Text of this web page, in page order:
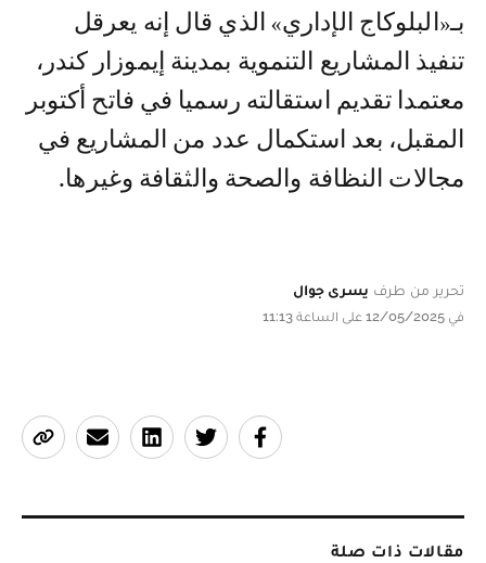
بـ«البلوكاج الإداري» الذي قال إنه يعرقل
تنفيذ المشاريع التنموية بمدينة إيموزار كندر،
معتمدا تقديم استقالته رسميا في فاتح أكتوبر
المقبل، بعد استكمال عدد من المشاريع في
مجالات النظافة والصحة والثقافة وغيرها.
تحرير من طرف يسرى جوال
في 12/05/2025 على الساعة 11:13
مقالات ذات صلة